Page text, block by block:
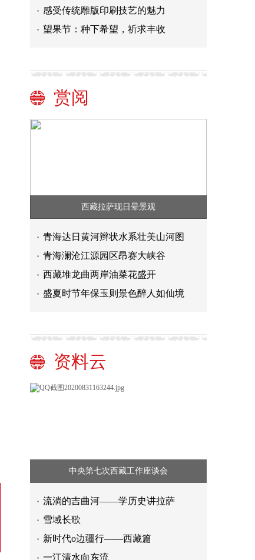
感受传统雕版印刷技艺的魅力
望果节：种下希望，祈求丰收
赏阅
西藏拉萨现日晕景观
青海达日黄河辫状水系壮美山河图
青海澜沧江源园区昂赛大峡谷
西藏堆龙曲两岸油菜花盛开
盛夏时节年保玉则景色醉人如仙境
资料云
中央第七次西藏工作座谈会
流淌的吉曲河——学历史讲拉萨
雪域长歌
新时代o边疆行——西藏篇
一江清水向东流